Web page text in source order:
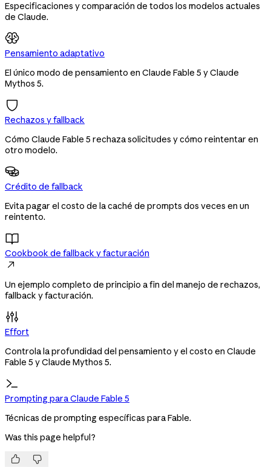
Especificaciones y comparación de todos los modelos actuales
de Claude.
Pensamiento adaptativo
El único modo de pensamiento en Claude Fable 5 y Claude
Mythos 5.
Rechazos y fallback
Cómo Claude Fable 5 rechaza solicitudes y cómo reintentar en
otro modelo.
Crédito de fallback
Evita pagar el costo de la caché de prompts dos veces en un
reintento.
Cookbook de fallback y facturación

Un ejemplo completo de principio a fin del manejo de rechazos,
fallback y facturación.
Effort
Controla la profundidad del pensamiento y el costo en Claude
Fable 5 y Claude Mythos 5.
Prompting para Claude Fable 5
Técnicas de prompting específicas para Fable.
Was this page helpful?
 